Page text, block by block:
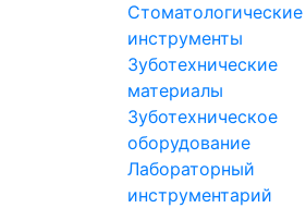
Стоматологические
инструменты
Зуботехнические
материалы
Зуботехническое
оборудование
Лабораторный
инструментарий